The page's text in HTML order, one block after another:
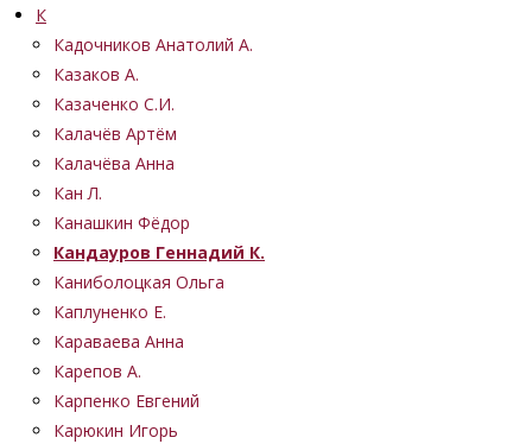
К
Кадочников Анатолий А.
Казаков А.
Казаченко С.И.
Калачёв Артём
Калачёва Анна
Кан Л.
Канашкин Фёдор
Кандауров Геннадий К.
Каниболоцкая Ольга
Каплуненко Е.
Караваева Анна
Карепов А.
Карпенко Евгений
Карюкин Игорь